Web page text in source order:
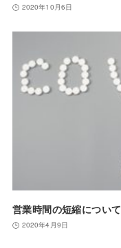
2020年10月6日
営業時間の短縮について
2020年4月9日